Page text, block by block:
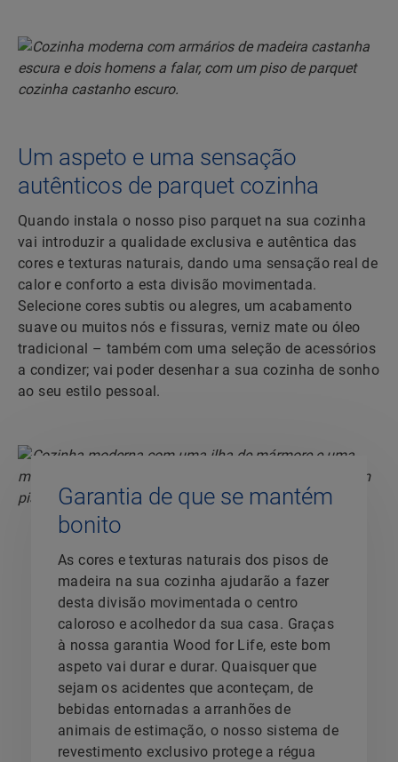
Um aspeto e uma sensação
autênticos de parquet cozinha
Quando instala o nosso piso parquet na sua cozinha
vai introduzir a qualidade exclusiva e autêntica das
cores e texturas naturais, dando uma sensação real de
calor e conforto a esta divisão movimentada.
Selecione cores subtis ou alegres, um acabamento
suave ou muitos nós e fissuras, verniz mate ou óleo
tradicional – também com uma seleção de acessórios
a condizer; vai poder desenhar a sua cozinha de sonho
ao seu estilo pessoal.
Garantia de que se mantém
bonito
As cores e texturas naturais dos pisos de
madeira na sua cozinha ajudarão a fazer
desta divisão movimentada o centro
caloroso e acolhedor da sua casa. Graças
à nossa garantia Wood for Life, este bom
aspeto vai durar e durar. Quaisquer que
sejam os acidentes que aconteçam, de
bebidas entornadas a arranhões de
animais de estimação, o nosso sistema de
revestimento exclusivo protege a régua